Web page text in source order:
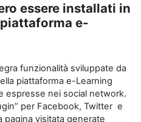
essere installati in
e-
funzionalità sviluppate da
piattaforma e-Learning
espresse nei social network.
per Facebook, Twitter e
pagina visitata generate